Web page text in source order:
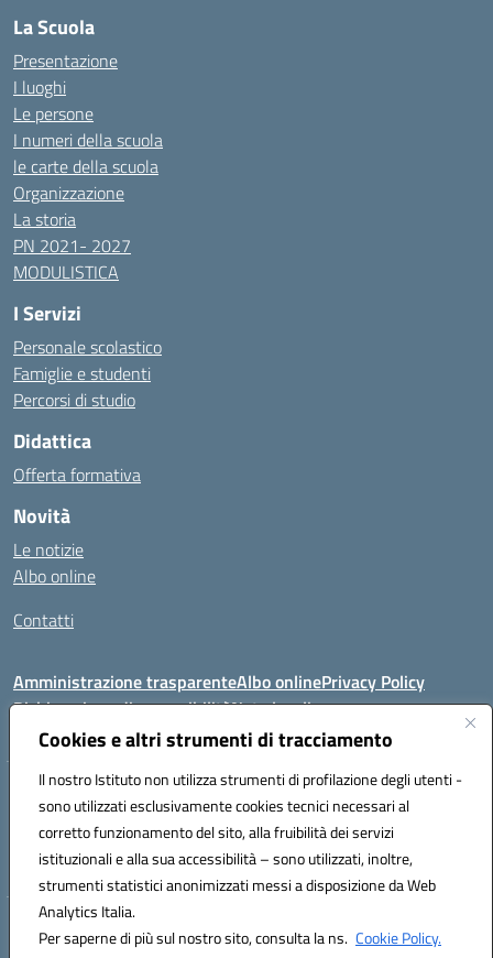
Cookies e altri strumenti di tracciamento
Il nostro Istituto non utilizza strumenti di profilazione degli utenti -
sono utilizzati esclusivamente cookies tecnici necessari al
corretto funzionamento del sito, alla fruibilità dei servizi
istituzionali e alla sua accessibilità – sono utilizzati, inoltre,
strumenti statistici anonimizzati messi a disposizione da Web
Analytics Italia.
Per saperne di più sul nostro sito, consulta la ns. Cookie Policy.
La Scuola
Presentazione
I luoghi
Le persone
I numeri della scuola
le carte della scuola
Organizzazione
La storia
PN 2021- 2027
MODULISTICA
I Servizi
Personale scolastico
Famiglie e studenti
Percorsi di studio
Didattica
Offerta formativa
Novità
Le notizie
Albo online
Contatti
Amministrazione trasparenteAlbo onlinePrivacy Policy
Dichiarazione di accessibilitàNote legali
VIA FEUDO N.46 - 81024 - Maddaloni (CE) - Tel 0823202821 - Mail:
ceic8al005@istruzione.it - PEC: ceic8al005@pec.istruzione.it
Codice meccanografico: CEIC8AL005 - Codice iPA:icmvm_0 - C.F.
80011470616 - Codice univoco fatturazione elettronica (CUF): UF7XAK
Hosting & Powered by 3D Solution S.r.l.